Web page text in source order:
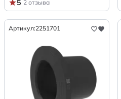
5 2 отзыва
Артикул:2251701